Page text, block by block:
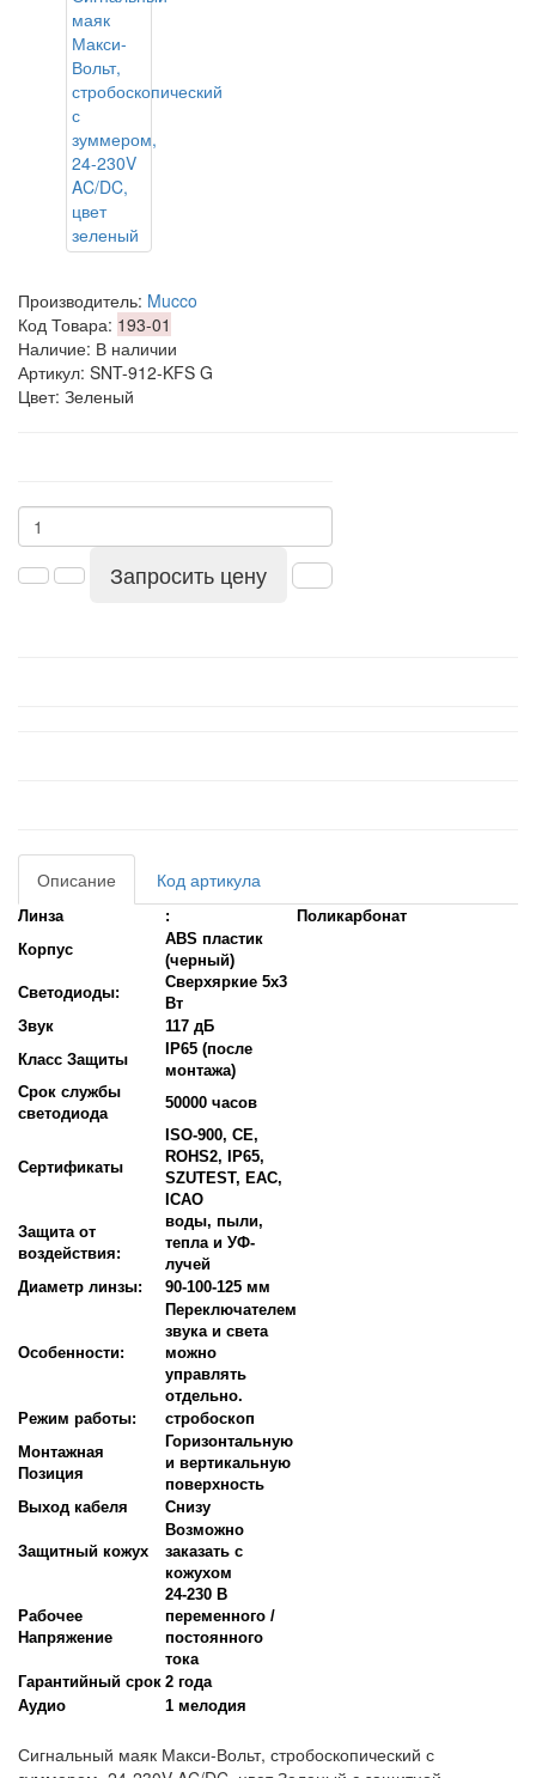
Производитель: Mucco
Код Товара: 193-01
Наличие: В наличии
Артикул: SNT-912-KFS G
Цвет: Зеленый
Запросить цену
Описание Код артикула
Линза :
Поликарбонат
Корпус
ABS пластик
(черный)
Светодиоды:
Сверхяркие 5x3
Вт
Звук
117 дБ
Класс Защиты
IP65 (после
монтажа)
Срок службы
светодиода
50000 часов
Сертификаты
ISO-900, CE,
ROHS2, IP65,
SZUTEST, EAC,
ICAO
Защита от
воздействия:
воды, пыли,
тепла и УФ-
лучей
Диаметр линзы:
90-100-125 мм
Особенности:
Переключателем
звука и света
можно
управлять
отдельно.
Режим работы:
стробоскоп
Монтажная
Позиция
Горизонтальную
и вертикальную
поверхность
Выход кабеля
Снизу
Защитный кожух
Возможно
заказать с
кожухом
Рабочее
Напряжение
24-230 В
переменного /
постоянного
тока
Гарантийный срок 2 года
Аудио
1 мелодия
Сигнальный маяк Макси-Вольт, стробоскопический с